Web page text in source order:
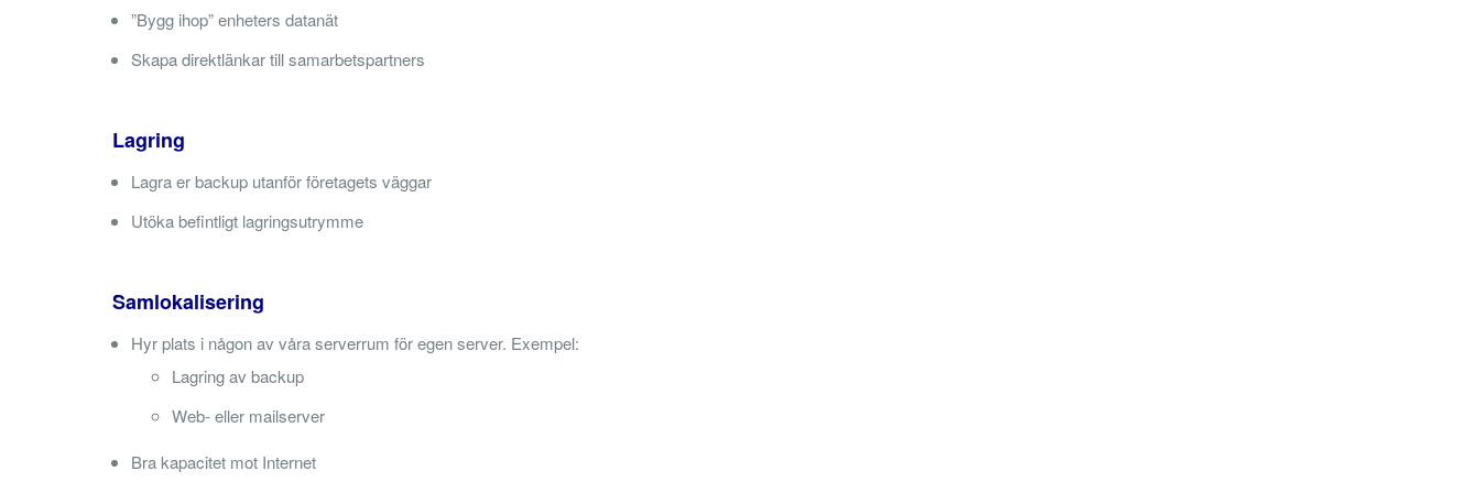
”Bygg ihop” enheters datanät
Skapa direktlänkar till samarbetspartners
Lagring
Lagra er backup utanför företagets väggar
Utöka befintligt lagringsutrymme
Samlokalisering
Hyr plats i någon av våra serverrum för egen server. Exempel:
Lagring av backup
Web- eller mailserver
Bra kapacitet mot Internet